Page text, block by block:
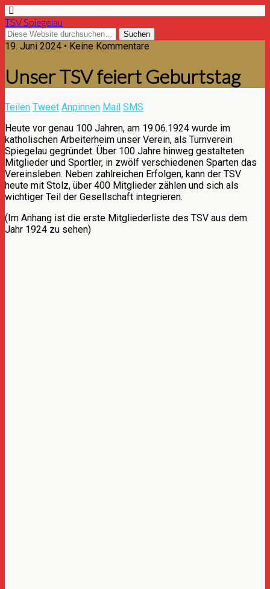
TSV Spiegelau
19. Juni 2024 • Keine Kommentare
Unser TSV feiert Geburtstag
Teilen Tweet Anpinnen Mail SMS
Heute vor genau 100 Jahren, am 19.06.1924 wurde im
katholischen Arbeiterheim unser Verein, als Turnverein
Spiegelau gegründet. Über 100 Jahre hinweg gestalteten
Mitglieder und Sportler, in zwölf verschiedenen Sparten das
Vereinsleben. Neben zahlreichen Erfolgen, kann der TSV
heute mit Stolz, über 400 Mitglieder zählen und sich als
wichtiger Teil der Gesellschaft integrieren.
(Im Anhang ist die erste Mitgliederliste des TSV aus dem
Jahr 1924 zu sehen)